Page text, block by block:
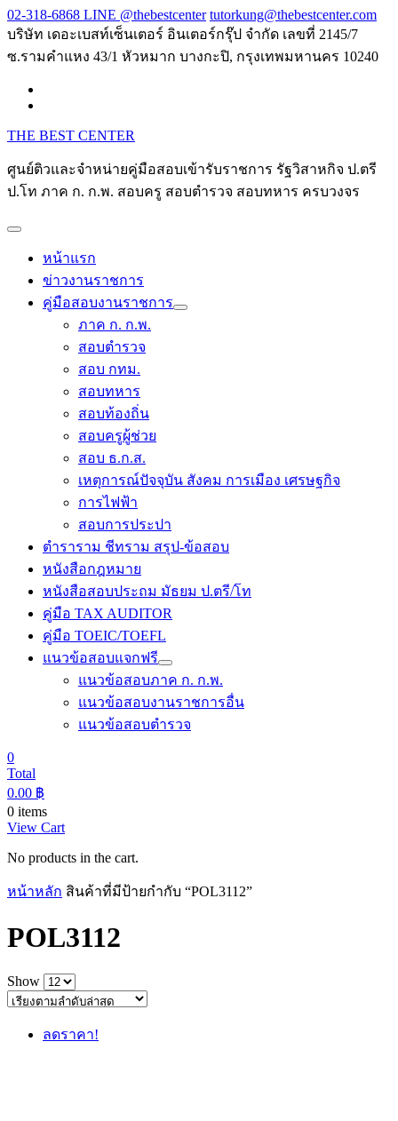
Skip
to
02-318-6868 LINE @thebestcenter tutorkung@thebestcenter.com
บริษัท เดอะเบสท์เซ็นเตอร์ อินเตอร์กรุ๊ป จำกัด เลขที่ 2145/7
ซ.รามคำแหง 43/1 หัวหมาก บางกะปิ, กรุงเทพมหานคร 10240
THE BEST CENTER
ศูนย์ติวและจำหน่ายคู่มือสอบเข้ารับราชการ รัฐวิสาหกิจ ป.ตรี
ป.โท ภาค ก. ก.พ. สอบครู สอบตำรวจ สอบทหาร ครบวงจร
หน้าแรก
ข่าวงานราชการ
คู่มือสอบงานราชการ
ภาค ก. ก.พ.
สอบตำรวจ
สอบ กทม.
สอบทหาร
สอบท้องถิ่น
สอบครูผู้ช่วย
สอบ ธ.ก.ส.
เหตุการณ์ปัจจุบัน สังคม การเมือง เศรษฐกิจ
การไฟฟ้า
สอบการประปา
ตำราราม ชีทราม สรุป-ข้อสอบ
หนังสือกฎหมาย
หนังสือสอบประถม มัธยม ป.ตรี/โท
คู่มือ TAX AUDITOR
คู่มือ TOEIC/TOEFL
แนวข้อสอบแจกฟรี
แนวข้อสอบภาค ก. ก.พ.
แนวข้อสอบงานราชการอื่น
แนวข้อสอบตำรวจ
0
Total
0.00 ฿
0 items
View Cart
No products in the cart.
หน้าหลัก สินค้าที่มีป้ายกำกับ “POL3112”
POL3112
Show
ลดราคา!